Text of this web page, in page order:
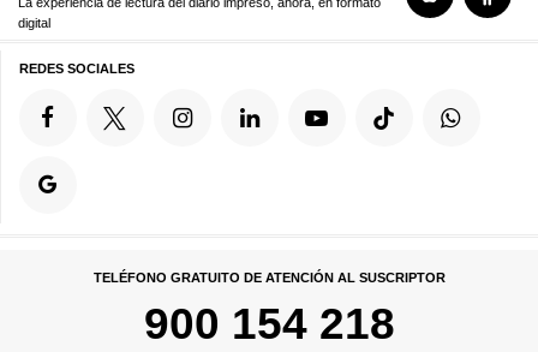
digital
REDES SOCIALES
TELÉFONO GRATUITO DE ATENCIÓN AL SUSCRIPTOR
900 154 218